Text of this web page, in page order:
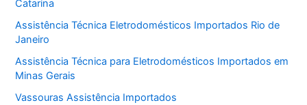
Catarina
Assistência Técnica Eletrodomésticos Importados Rio de
Janeiro
Assistência Técnica para Eletrodomésticos Importados em
Minas Gerais
Vassouras Assistência Importados